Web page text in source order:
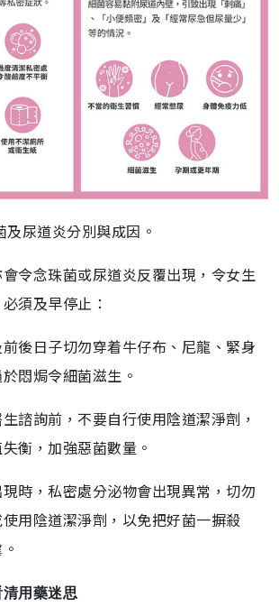
尿道炎分別與成因。
令念珠菌或尿道炎反覆出現，令女生
須及早停止：
後日子切勿穿着牛仔布、尼龍、緊身
悶焗令細菌滋生。
諮詢前，不要自行使用陰道潔淨劑，
衡，加強惡菌數量。
時，私密處分泌物會出現異常，切勿
用陰道潔淨劑，以免把好菌一摒殺
用藥迷思